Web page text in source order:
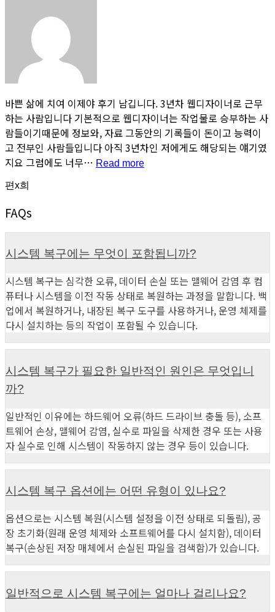
바쁜 삶에 치여 이제야 후기 남깁니다. 3년차 웹디자이너로 근무
하는 사람입니다 기본적으로 웹디자이너는 작업물로 승부하는 사
람들이기때문에 정보와, 자료 그동안의 기록들이 돈이고 능력이
고 전부인 사람들입니다 아직 3년차인 저에게도 해당되는 얘기였
지요 그럼에도 너무… Read more
년
너
인
생
을
살
려
주
셨
니
다
ㅠ
편x희
FAQs
시스템 복구에는 무엇이 포함됩니까?
시스템 복구는 심각한 오류, 데이터 손실 또는 맬웨어 감염 후 컴
퓨터나 시스템을 이전 작동 상태로 복원하는 과정을 말합니다. 백
업에서 복원하거나, 내장된 복구 도구를 사용하거나, 운영 체제를
다시 설치하는 등의 작업이 포함될 수 있습니다.
시스템 복구가 필요한 일반적인 원인은 무엇입니
까?
일반적인 이유에는 하드웨어 오류(하드 드라이브 충돌 등), 소프
트웨어 손상, 맬웨어 감염, 실수로 파일을 삭제한 경우 또는 사용
자 실수로 인해 시스템이 작동하지 않는 경우 등이 있습니다.
시스템 복구 옵션에는 어떤 유형이 있나요?
옵션으로는 시스템 복원(시스템 설정을 이전 상태로 되돌림), 공
장 초기화(원래 운영 체제와 소프트웨어를 다시 설치함), 데이터
복구(손상된 저장 매체에서 손실된 파일을 검색함)가 있습니다.
일반적으로 시스템 복구에는 얼마나 걸리나요?